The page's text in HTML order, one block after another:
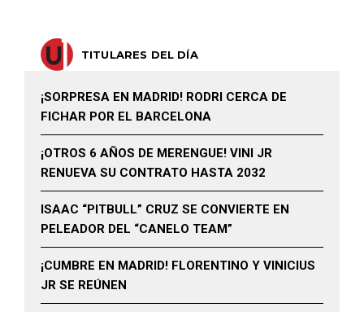
TITULARES DEL DÍA
¡SORPRESA EN MADRID! RODRI CERCA DE
FICHAR POR EL BARCELONA
¡OTROS 6 AÑOS DE MERENGUE! VINI JR
RENUEVA SU CONTRATO HASTA 2032
ISAAC “PITBULL” CRUZ SE CONVIERTE EN
PELEADOR DEL “CANELO TEAM”
¡CUMBRE EN MADRID! FLORENTINO Y VINICIUS
JR SE REÚNEN